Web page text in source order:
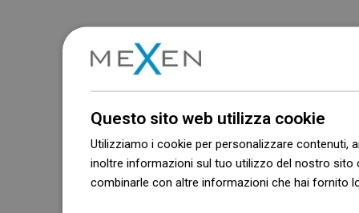
Questo sito web utilizza cookie
Utilizziamo i cookie per personalizzare contenuti,
inoltre informazioni sul tuo utilizzo del nostro sito
combinarle con altre informazioni che hai fornito